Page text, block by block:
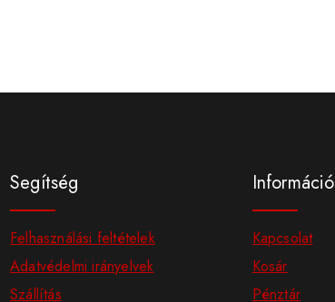
Segítség
Felhasználási feltételek
Adatvédelmi irányelvek
Szállítás
Információ
Kapcsolat
Kosár
Pénztár